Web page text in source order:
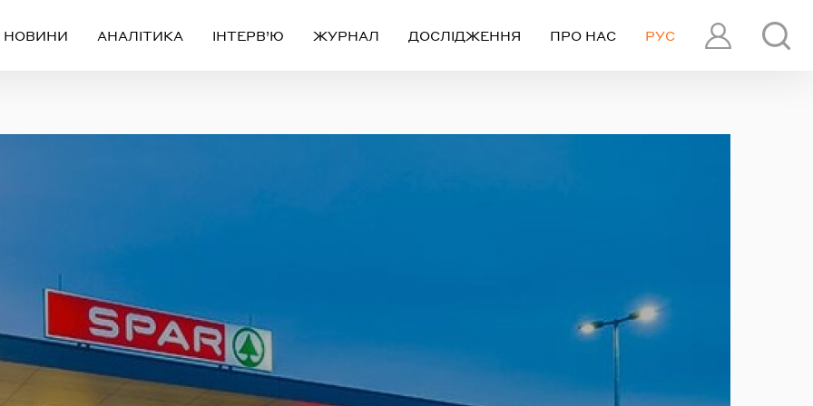
ПРОФІЛЬ
РУС
НОВИНИ АНАЛІТИКА ІНТЕРВ’Ю ЖУРНАЛ ДОСЛІДЖЕННЯ ПРО НАС
АБО